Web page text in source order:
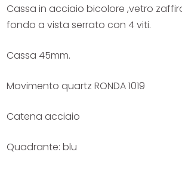
Cassa in acciaio bicolore ,vetro
fondo a vista serrato con 4 viti.
Cassa 45mm.
Movimento quartz RONDA 1019
Catena acciaio
Quadrante: blu